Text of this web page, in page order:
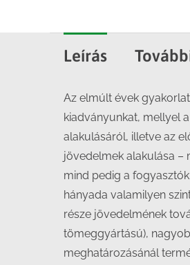
Leírás
Az elmúlt évek
kiadványunkat, mellyel
alakulásáról, illetve az
jövedelmek alakulása –
mind pedig a
hányada valamilyen
része jövedelmének
tömeggyártású),
meghatározásánál